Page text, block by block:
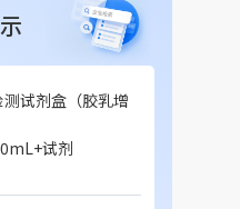
试剂盒（胶乳增
试剂